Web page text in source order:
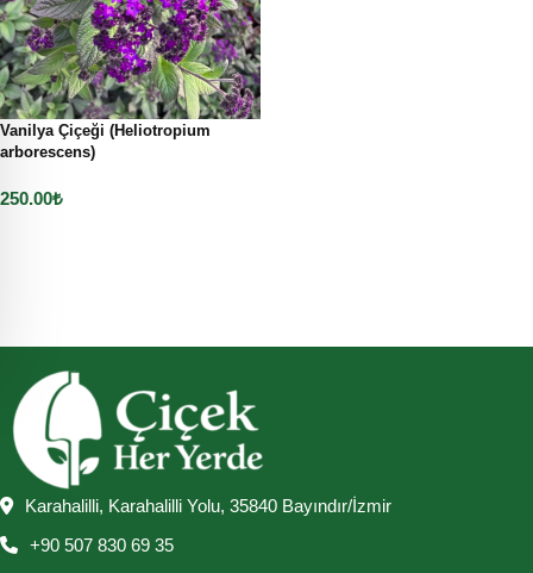
Vanilya Çiçeği (Heliotropium
arborescens)
250.00₺
Karahalilli, Karahalilli Yolu, 35840 Bayındır/İzmir
+90 507 830 69 35